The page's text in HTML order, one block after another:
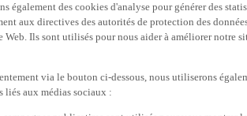
également des cookies d'analyse pour générer des
aux directives des autorités de protection des
Ils sont utilisés pour nous aider à améliorer notre
via le bouton ci-dessous, nous utiliserons
liés aux médias sociaux :